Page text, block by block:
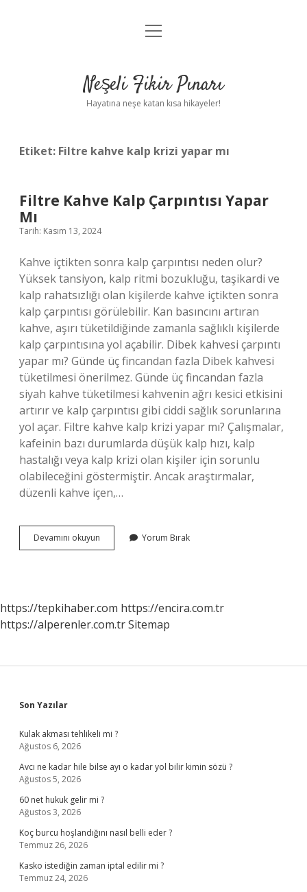
Anasayfa
Yasal Uyarı
menüyü
Neşeli Fikir Pınarı
Hayatına neşe katan kısa hikayeler!
Etiket: Filtre kahve kalp krizi yapar mı
Filtre Kahve Kalp Çarpıntısı Yapar
Mı
Tarih: Kasım 13, 2024
Kahve içtikten sonra kalp çarpıntısı neden olur?
Yüksek tansiyon, kalp ritmi bozukluğu, taşikardi ve
kalp rahatsızlığı olan kişilerde kahve içtikten sonra
kalp çarpıntısı görülebilir. Kan basıncını artıran
kahve, aşırı tüketildiğinde zamanla sağlıklı kişilerde
kalp çarpıntısına yol açabilir. Dibek kahvesi çarpıntı
yapar mı? Günde üç fincandan fazla Dibek kahvesi
tüketilmesi önerilmez. Günde üç fincandan fazla
siyah kahve tüketilmesi kahvenin ağrı kesici etkisini
artırır ve kalp çarpıntısı gibi ciddi sağlık sorunlarına
yol açar. Filtre kahve kalp krizi yapar mı? Çalışmalar,
kafeinin bazı durumlarda düşük kalp hızı, kalp
hastalığı veya kalp krizi olan kişiler için sorunlu
olabileceğini göstermiştir. Ancak araştırmalar,
düzenli kahve içen,…
Devamını okuyun
Kahve
Yorum Bırak
https://tepkihaber.com https://encira.com.tr
https://alperenler.com.trSitemap
Sidebar
Son Yazılar
Kulak akması tehlikeli mi ?
Ağustos 6, 2026
Avcı ne kadar hile bilse ayı o kadar yol bilir kimin sözü ?
Ağustos 5, 2026
60 net hukuk gelir mi ?
Ağustos 3, 2026
Koç burcu hoşlandığını nasıl belli eder ?
Temmuz 26, 2026
Kasko istediğin zaman iptal edilir mi ?
Temmuz 24, 2026